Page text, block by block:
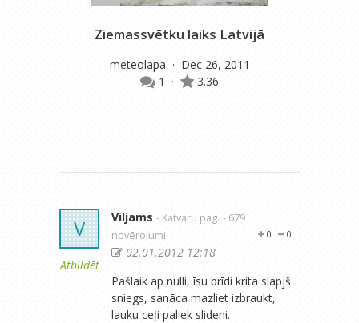
Ziemassvētku laiks Latvijā
meteolapa · Dec 26, 2011
1
· 3.36
V
Atbildēt
Viljams - Katvaru pag. - 679
novērojumi
0
0
02.01.2012 12:18
Pašlaik ap nulli, īsu brīdi krita slapjš
sniegs, sanāca mazliet izbraukt,
lauku ceļi paliek slideni.